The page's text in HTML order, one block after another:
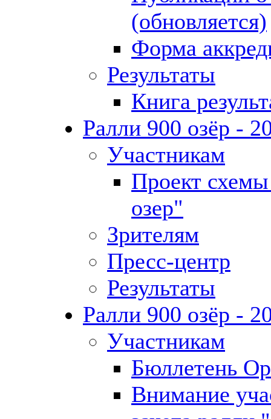
(обновляется)
Форма
Результаты
Книга
Ралли 900 озёр -
Участникам
Проект
озер"
Зрителям
Пресс-центр
Результаты
Ралли 900 озёр -
Участникам
Бюллетень
Внимание